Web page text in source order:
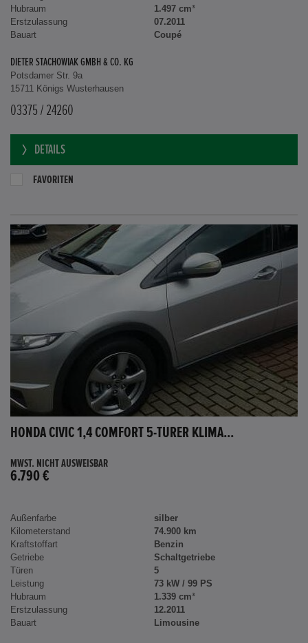
Hubraum
1.497 cm³
Erstzulassung
07.2011
Bauart
Coupé
DIETER STACHOWIAK GMBH & CO. KG
Potsdamer Str. 9a
15711 Königs Wusterhausen
03375 / 24260
DETAILS
FAVORITEN
HONDA CIVIC 1,4 COMFORT 5-TÜRER KLIMA...
MWST. NICHT AUSWEISBAR
6.790 €
Außenfarbe
silber
Kilometerstand
74.900 km
Kraftstoffart
Benzin
Getriebe
Schaltgetriebe
Türen
5
Leistung
73 kW / 99 PS
Hubraum
1.339 cm³
Erstzulassung
12.2011
Bauart
Limousine